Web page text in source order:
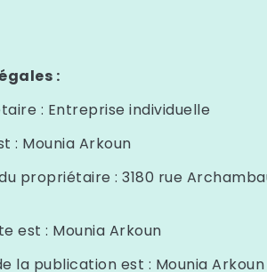
:
: Entreprise individuelle
: Mounia Arkoun
propriétaire : 3180 rue
est : Mounia Arkoun
la publication est : Mounia Arkoun